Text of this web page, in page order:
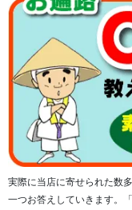
実際に当店に寄せられた数
一つお答えしていきます。